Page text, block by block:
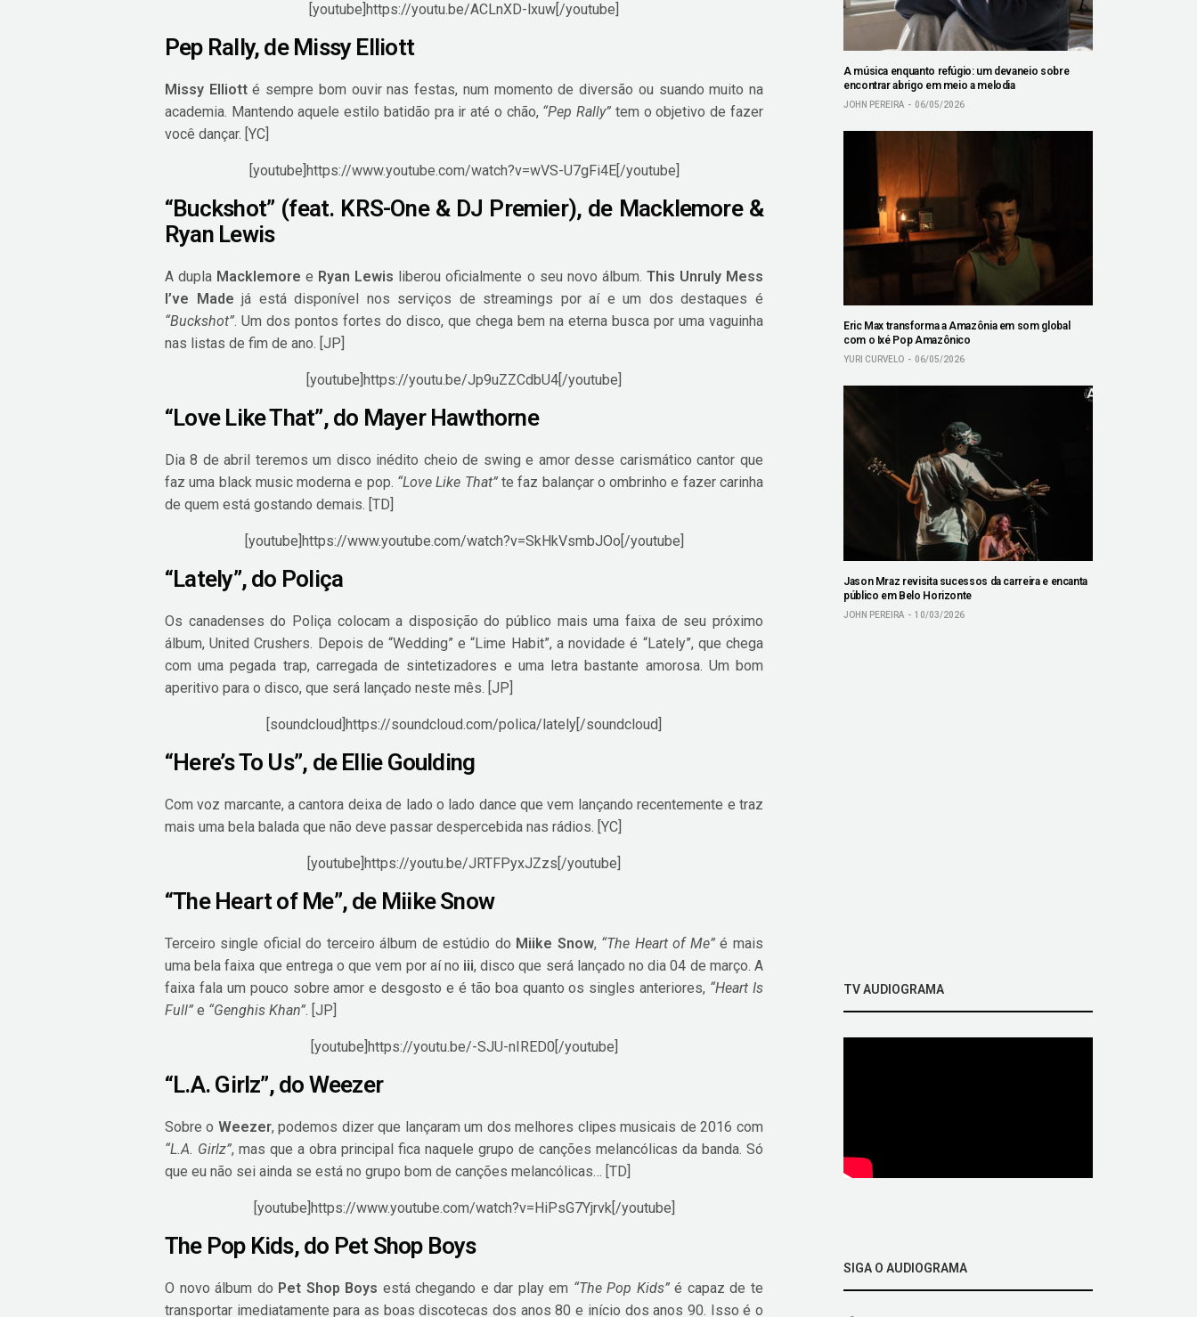
[youtube]https://youtu.be/ACLnXD-lxuw[/youtube]
Pep Rally, de Missy Elliott
Missy Elliotté sempre bom ouvir nas festas, num momento de diversão ou suando muito na
academia. Mantendo aquele estilo batidão pra ir até o chão, “Pep Rally” tem o objetivo de fazer
você dançar. [YC]
[youtube]https://www.youtube.com/watch?v=wVS-U7gFi4E[/youtube]
“Buckshot” (feat. KRS-One & DJ Premier), de Macklemore &
Ryan Lewis
A dupla Macklemore e Ryan Lewis liberou oficialmente o seu novo álbum. This Unruly Mess
I’ve Made já está disponível nos serviços de streamings por aí e um dos destaques é
“Buckshot”. Um dos pontos fortes do disco, que chega bem na eterna busca por uma vaguinha
nas listas de fim de ano. [JP]
[youtube]https://youtu.be/Jp9uZZCdbU4[/youtube]
“Love Like That”, do Mayer Hawthorne
Dia 8 de abril teremos um disco inédito cheio de swing e amor desse carismático cantor que
faz uma black music moderna e pop. “Love Like That”te faz balançar o ombrinho e fazer carinha
de quem está gostando demais. [TD]
[youtube]https://www.youtube.com/watch?v=SkHkVsmbJOo[/youtube]
“Lately”, do Poliça
Os canadenses do Poliça colocam a disposição do público mais uma faixa de seu próximo
álbum, United Crushers. Depois de “Wedding” e “Lime Habit”, a novidade é “Lately”, que chega
com uma pegada trap, carregada de sintetizadores e uma letra bastante amorosa. Um bom
aperitivo para o disco, que será lançado neste mês. [JP]
[soundcloud]https://soundcloud.com/polica/lately[/soundcloud]
“Here’s To Us”, de Ellie Goulding
Com voz marcante, a cantora deixa de lado o lado dance que vem lançando recentemente e traz
mais uma bela balada que não deve passar despercebida nas rádios. [YC]
[youtube]https://youtu.be/JRTFPyxJZzs[/youtube]
“The Heart of Me”, de Miike Snow
Terceiro single oficial do terceiro álbum de estúdio do Miike Snow, “The Heart of Me”é mais
uma bela faixa que entrega o que vem por aí no iii, disco que será lançado no dia 04 de março. A
faixa fala um pouco sobre amor e desgosto e é tão boa quanto os singles anteriores, “Heart Is
Full” e “Genghis Khan”. [JP]
[youtube]https://youtu.be/-SJU-nIRED0[/youtube]
“L.A. Girlz”, do Weezer
Sobre o Weezer, podemos dizer que lançaram um dos melhores clipes musicais de 2016 com
“L.A. Girlz”, mas que a obra principal fica naquele grupo de canções melancólicas da banda. Só
que eu não sei ainda se está no grupo bom de canções melancólicas… [TD]
[youtube]https://www.youtube.com/watch?v=HiPsG7Yjrvk[/youtube]
The Pop Kids, do Pet Shop Boys
O novo álbum do Pet Shop Boys está chegando e dar play em “The Pop Kids”é capaz de te
transportar imediatamente para as boas discotecas dos anos 80 e início dos anos 90. Isso é o
A música enquanto refúgio: um devaneio sobre
encontrar abrigo em meio a melodia
JOHN PEREIRA 06/05/2026
Eric Max transforma a Amazônia em som global
com o Ixé Pop Amazônico
YURI CURVELO 06/05/2026
Jason Mraz revisita sucessos da carreira e encanta
público em Belo Horizonte
JOHN PEREIRA 10/03/2026
TV AUDIOGRAMA
SIGA O AUDIOGRAMA